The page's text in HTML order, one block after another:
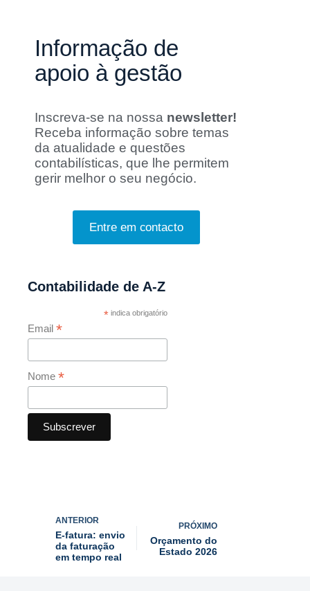
Informação de
apoio à gestão
Inscreva-se na nossa newsletter!
Receba informação sobre temas
da atualidade e questões
contabilísticas, que lhe permitem
gerir melhor o seu negócio.
Entre em contacto
Contabilidade de A-Z
*indica obrigatório
Email *
Nome *
ANTERIOR
E-fatura: envio
da faturação
em tempo real
PRÓXIMO
Orçamento do
Estado 2026